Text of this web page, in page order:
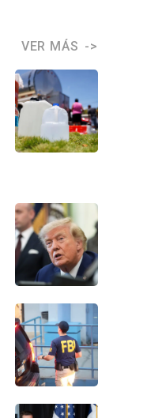
VER MÁS